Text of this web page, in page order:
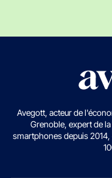
Avegott, acteur de
Grenoble, expert de
smartphones depuis